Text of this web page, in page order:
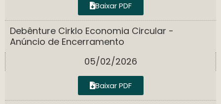
Baixar PDF
Debênture Cirklo Economia Circular -
Anúncio de Encerramento
05/02/2026
Baixar PDF